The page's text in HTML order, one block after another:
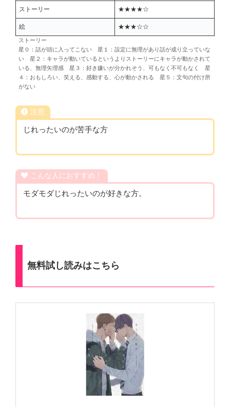
ストーリー ★★★★☆
絵 ★★★☆☆
ストーリー
星０：話が頭に入ってこない 星１：設定に無理があり話が成り立っていな
い 星２：キャラが動いているというよりストーリーにキャラが動かされて
いる、無理矢理感 星３：好き嫌いが分かれそう、可もなく不可もなく 星
４：おもしろい、笑える、感動する、心が動かされる 星５：文句の付け所
がない
注意
じれったいのが苦手な方
こんな人におすすめ！
モダモダじれったいのが好きな方。
無料試し読みはこちら